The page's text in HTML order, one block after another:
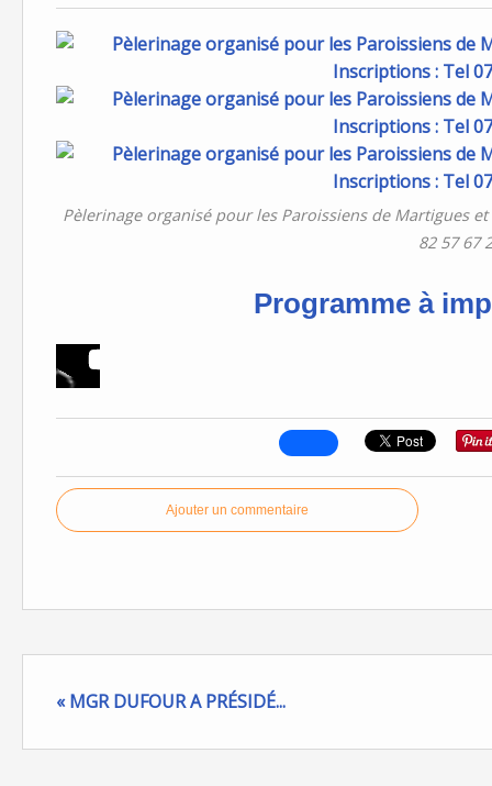
Pèlerinage organisé pour les Paroissiens de Martigues
82 57 67
Programme à
Ajouter un commentaire
« MGR DUFOUR A PRÉSIDÉ...